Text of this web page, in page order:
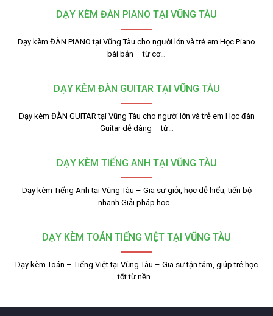
DẠY KÈM ĐÀN PIANO TẠI VŨNG TÀU
Dạy kèm ĐÀN PIANO tại Vũng Tàu cho người lớn và trẻ em Học Piano
bài bản – từ cơ…
DẠY KÈM ĐÀN GUITAR TẠI VŨNG TÀU
Dạy kèm ĐÀN GUITAR tại Vũng Tàu cho người lớn và trẻ em Học đàn
Guitar dễ dàng – từ…
DẠY KÈM TIẾNG ANH TẠI VŨNG TÀU
Dạy kèm Tiếng Anh tại Vũng Tàu – Gia sư giỏi, học dễ hiểu, tiến bộ
nhanh Giải pháp học…
DẠY KÈM TOÁN TIẾNG VIỆT TẠI VŨNG TÀU
Dạy kèm Toán – Tiếng Việt tại Vũng Tàu – Gia sư tận tâm, giúp trẻ học
tốt từ nền…